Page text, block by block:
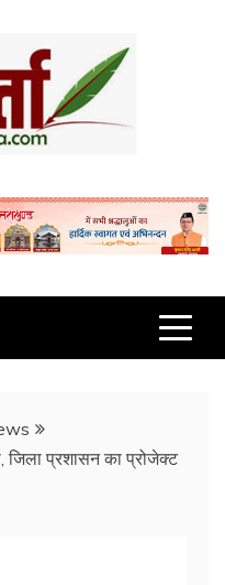
जिला प्रशासन का प्रोजेक्ट